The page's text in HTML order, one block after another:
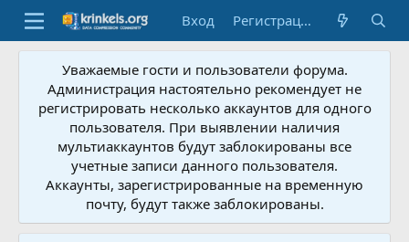
Вход Регистрация
Уважаемые гости и пользователи форума.
Администрация настоятельно рекомендует не
регистрировать несколько аккаунтов для одного
пользователя. При выявлении наличия
мультиаккаунтов будут заблокированы все
учетные записи данного пользователя.
Аккаунты, зарегистрированные на временную
почту, будут также заблокированы.